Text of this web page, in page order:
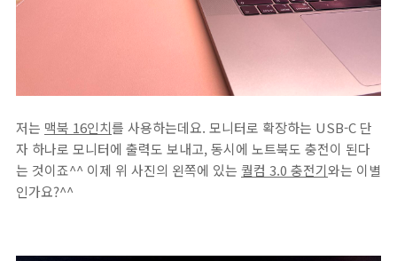
저는 맥북 16인치를 사용하는데요. 모니터로 확장하는 USB-C 단
자 하나로 모니터에 출력도 보내고, 동시에 노트북도 충전이 된다
는 것이죠^^ 이제 위 사진의 왼쪽에 있는 퀄컴 3.0 충전기와는 이별
인가요?^^